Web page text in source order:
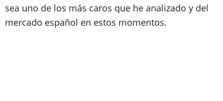
sea uno de los más caros que he analizado y del
mercado español en estos momentos.